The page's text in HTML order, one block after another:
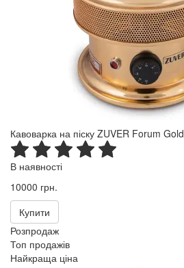
Кавоварка на піску ZUVER Forum Gold
В наявності
10000 грн.
Купити
Розпродаж
Топ продажів
Найкраща ціна